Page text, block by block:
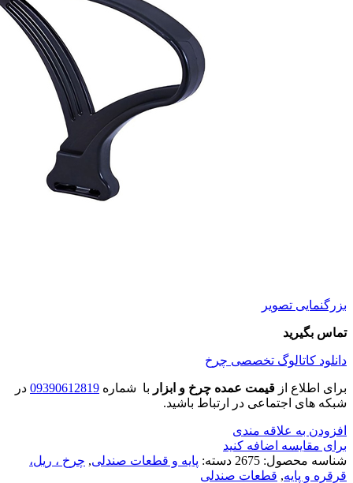
بزرگنمایی تصویر
تماس بگیرید
دانلود کاتالوگ تخصصی چرخ
برای اطلاع از قیمت عمده چرخ و ابزار با شماره 09390612819 در
شبکه های اجتماعی در ارتباط باشید.
افزودن به علاقه مندی
برای مقایسه اضافه کنید
شناسه محصول: 2675 دسته: پایه و قطعات صندلی, چرخ ، ریل،
قرقره و پایه, قطعات صندلی